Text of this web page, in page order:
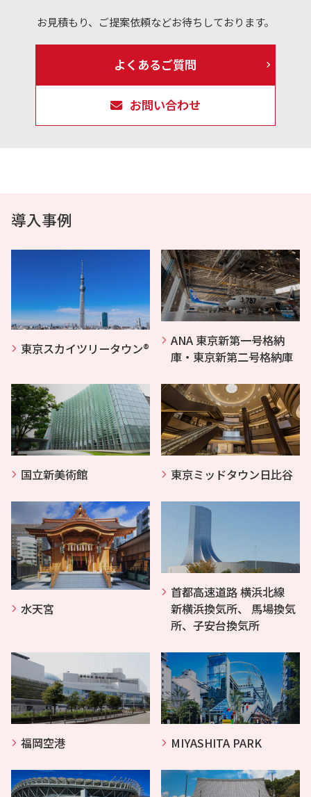
お見積もり、ご提案依頼などお待ちしております。
よくあるご質問
お問い合わせ
導入事例
東京スカイツリータウン®
ANA 東京新第一号格納
庫・東京新第二号格納庫
国立新美術館 東京ミッドタウン日比谷
水天宮
首都高速道路 横浜北線
新横浜換気所、 馬場換気
所、子安台換気所
福岡空港 MIYASHITA PARK